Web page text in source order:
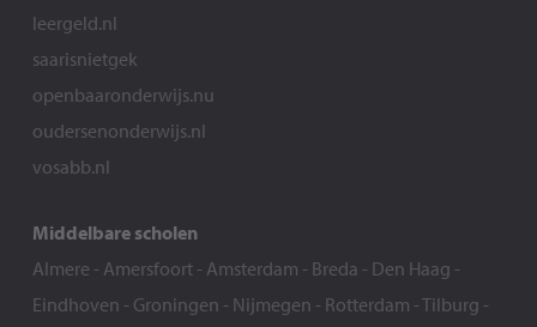
leergeld.nl
saarisnietgek
openbaaronderwijs.nu
oudersenonderwijs.nl
vosabb.nl
Middelbare scholen
Almere - Amersfoort- Amsterdam - Breda - Den Haag -
Eindhoven - Groningen - Nijmegen - Rotterdam -Tilburg -